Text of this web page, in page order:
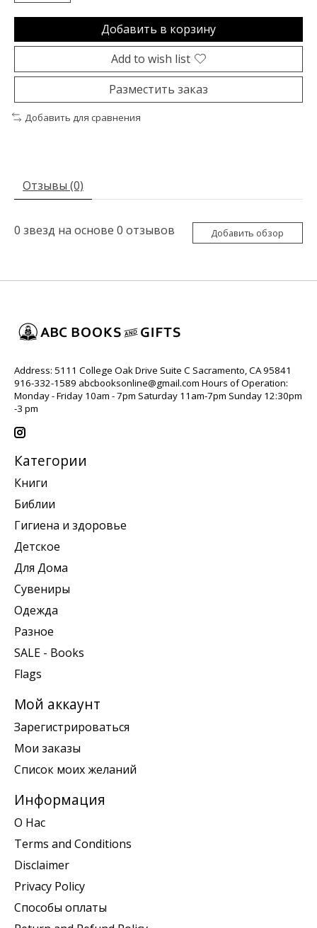
Добавить в корзину
Add to wish list
Разместить заказ
Добавить для сравнения
Отзывы (0)
0 звезд на основе 0 отзывов Добавить обзор
Address: 5111 College Oak Drive Suite C Sacramento, CA 95841
916-332-1589 abcbooksonline@gmail.com Hours of Operation:
Monday - Friday 10am - 7pm Saturday 11am-7pm Sunday 12:30pm
-3 pm
Категории
Книги
Библии
Гигиена и здоровье
Детское
Для Дома
Сувениры
Одежда
Разное
SALE - Books
Flags
Мой аккаунт
Зарегистрироваться
Мои заказы
Список моих желаний
Информация
О Нас
Terms and Conditions
Disclaimer
Privacy Policy
Способы оплаты